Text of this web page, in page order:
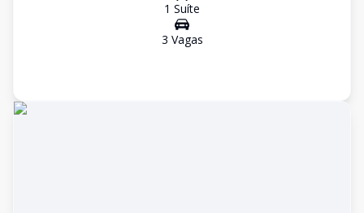
1 Suíte
3 Vagas